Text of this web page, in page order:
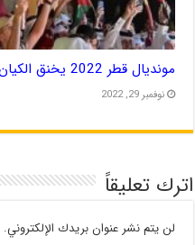
مونديال قطر 2022 يخنق الكيان الصهيوني ويعزله
نوفمبر 29, 2022
اترك تعليقاً
لن يتم نشر عنوان بريدك الإلكتروني.